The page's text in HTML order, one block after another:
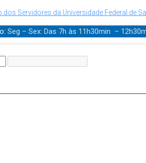
Servidores da Universidade Federal de
Seg – Sex: Das 7h às 11h30min –